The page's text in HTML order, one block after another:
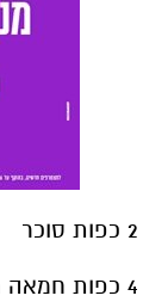
2 כפות סוכר
4 כפות חמאה מומסת ללא מלח